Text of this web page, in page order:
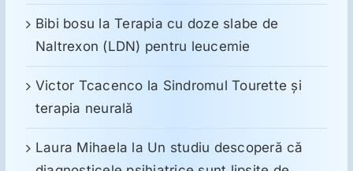
Bibi bosu laTerapia cu doze slabe de
Naltrexon (LDN) pentru leucemie
Victor Tcacenco la Sindromul Tourette şi
terapia neurală
Laura Mihaela la Un studiu descoperă că